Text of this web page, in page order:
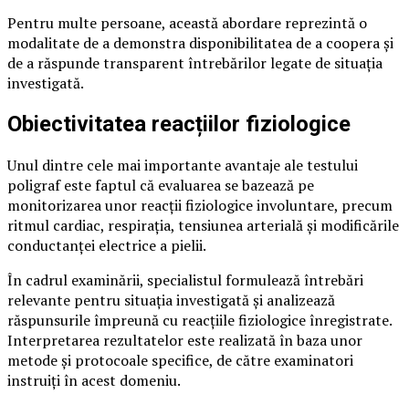
Pentru multe persoane, această abordare reprezintă o
modalitate de a demonstra disponibilitatea de a coopera și
de a răspunde transparent întrebărilor legate de situația
investigată.
Obiectivitatea reacțiilor fiziologice
Unul dintre cele mai importante avantaje ale testului
poligraf este faptul că evaluarea se bazează pe
monitorizarea unor reacții fiziologice involuntare, precum
ritmul cardiac, respirația, tensiunea arterială și modificările
conductanței electrice a pielii.
În cadrul examinării, specialistul formulează întrebări
relevante pentru situația investigată și analizează
răspunsurile împreună cu reacțiile fiziologice înregistrate.
Interpretarea rezultatelor este realizată în baza unor
metode și protocoale specifice, de către examinatori
instruiți în acest domeniu.